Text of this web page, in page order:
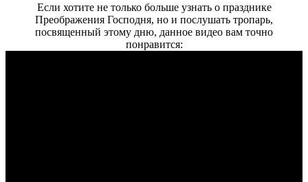
Если хотите не только больше узнать о празднике
Преображения Господня, но и послушать тропарь,
посвященный этому дню, данное видео вам точно
понравится: